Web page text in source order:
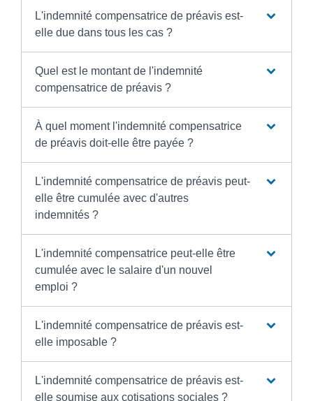
L'indemnité compensatrice de préavis est-
elle due dans tous les cas ?
Quel est le montant de l'indemnité
compensatrice de préavis ?
À quel moment l'indemnité compensatrice
de préavis doit-elle être payée ?
L'indemnité compensatrice de préavis peut-
elle être cumulée avec d'autres
indemnités ?
L'indemnité compensatrice peut-elle être
cumulée avec le salaire d'un nouvel
emploi ?
L'indemnité compensatrice de préavis est-
elle imposable ?
L'indemnité compensatrice de préavis est-
elle soumise aux cotisations sociales ?